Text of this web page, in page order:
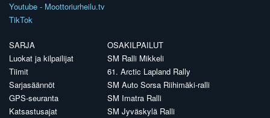
Youtube - Moottoriurheilu.tv
TikTok
SARJA
Luokat ja kilpailijat
Tiimit
Sarjasäännöt
GPS-seuranta
Katsastusajat
OSAKILPAILUT
SM Ralli Mikkeli
61. Arctic Lapland Rally
SM Auto Sorsa Riihimäki-ralli
SM Imatra Ralli
SM Jyväskylä Ralli